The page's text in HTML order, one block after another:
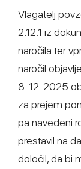
Vlagatelj
2.12.1 iz
naročila ter
naročil
8. 12. 2025
za prejem
pa navedeni
prestavil na
določil, da bi